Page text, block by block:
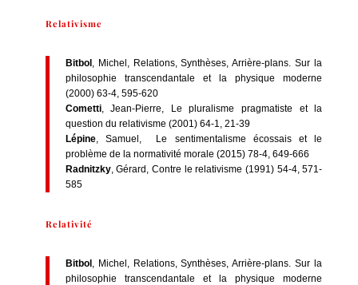
Relativisme
Bitbol , Michel, Relations, Synthèses, Arrière-plans. Sur la
philosophie transcendantale et la physique moderne
(2000) 63-4, 595-620
Cometti, Jean-Pierre, Le pluralisme pragmatiste et la
question du relativisme (2001) 64-1, 21-39
Lépine, Samuel, Le sentimentalisme écossais et le
problème de la normativité morale (2015) 78-4, 649-666
Radnitzky, Gérard, Contre le relativisme (1991) 54-4, 571-
585
Relativité
Bitbol , Michel, Relations, Synthèses, Arrière-plans. Sur la
philosophie transcendantale et la physique moderne